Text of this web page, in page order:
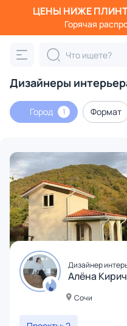
ЦЕНЫ НИЖЕ
Горячая
Дизайнеры
Город 1 Формат
Дизайнер
Алёна
Сочи